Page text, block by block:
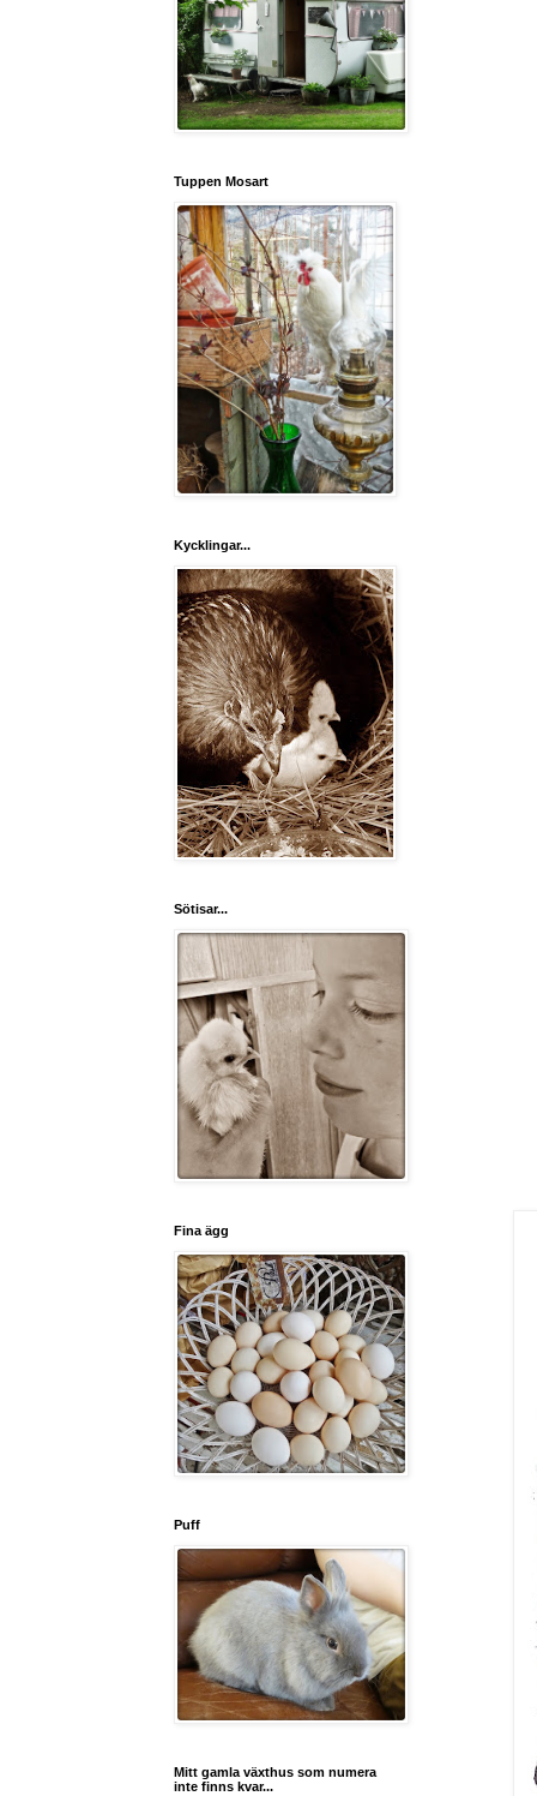
Tuppen Mosart
Kycklingar...
Sötisar...
Fina ägg
Puff
Mitt gamla växthus som numera
inte finns kvar...